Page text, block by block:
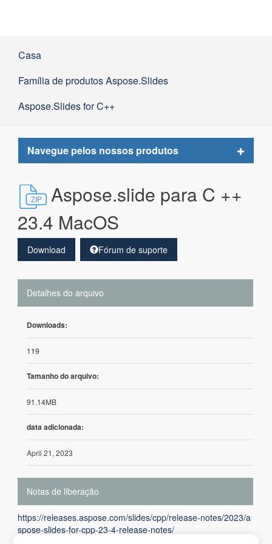
Casa
Família de produtos Aspose.Slides
Aspose.Slides for C++
Navegue pelos nossos produtos
Toggle
Aspose.slide para C ++
23.4 MacOS
Download Fórum de suporte
Detalhes do arquivo
Downloads:
119
Tamanho do arquivo:
91.14MB
data adicionada:
April 21, 2023
Notas de liberação
https://releases.aspose.com/slides/cpp/release-notes/2023/a
spose-slides-for-cpp-23-4-release-notes/